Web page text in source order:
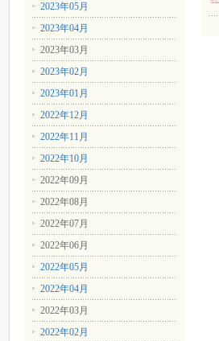
2023年05月
2023年04月
2023年03月
2023年02月
2023年01月
2022年12月
2022年11月
2022年10月
2022年09月
2022年08月
2022年07月
2022年06月
2022年05月
2022年04月
2022年03月
2022年02月